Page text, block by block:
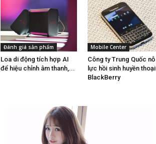
Đánh giá sản phẩm
Loa di động tích hợp AI
để hiệu chỉnh âm thanh,...
Mobile Center
Công ty Trung Quốc nỗ
lực hồi sinh huyền thoại
BlackBerry